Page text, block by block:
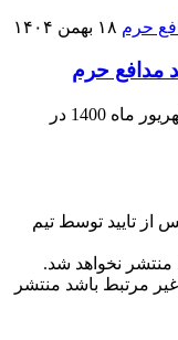
۱۸ بهمن ۱۴۰۴
مدافع حرم
به دلیل شدت عارضه شیمیایی در روز 10 شهریور ماه 1400 در
از تایید توسط تیم
منتشر نخواهد شد.
مرتبط باشد منتشر